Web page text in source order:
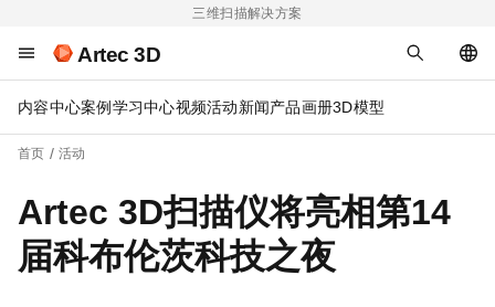
三维扫描解决方案
Artec 3D
内容中心案例 学习中心视频活动新闻产品画册3D模型
首页 活动
Artec 3D扫描仪将亮相第14
届科布伦茨科技之夜